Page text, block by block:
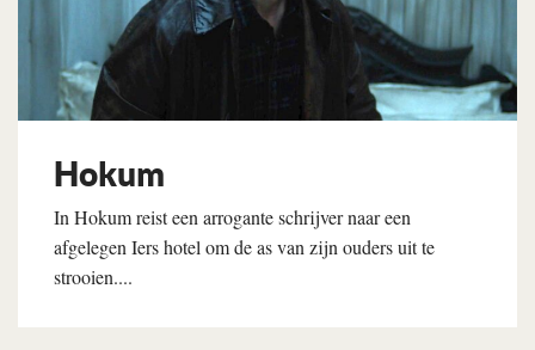
Hokum
In Hokum reist een arrogante schrijver naar een
afgelegen Iers hotel om de as van zijn ouders uit te
strooien....